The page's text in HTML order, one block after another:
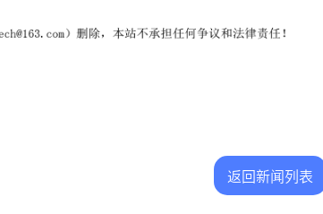
返回新闻列表